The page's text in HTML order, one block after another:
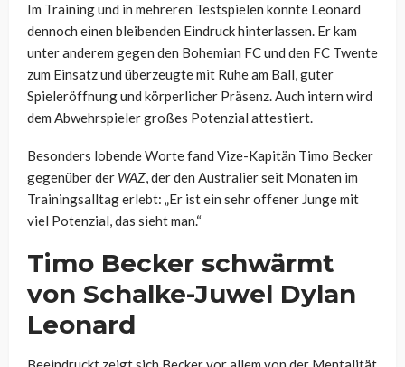
Im Training und in mehreren Testspielen konnte Leonard
dennoch einen bleibenden Eindruck hinterlassen. Er kam
unter anderem gegen den Bohemian FC und den FC Twente
zum Einsatz und überzeugte mit Ruhe am Ball, guter
Spieleröffnung und körperlicher Präsenz. Auch intern wird
dem Abwehrspieler großes Potenzial attestiert.
Besonders lobende Worte fand Vize-Kapitän Timo Becker
gegenüber der WAZ, der den Australier seit Monaten im
Trainingsalltag erlebt: „Er ist ein sehr offener Junge mit
viel Potenzial, das sieht man.“
Timo Becker schwärmt
von Schalke-Juwel Dylan
Leonard